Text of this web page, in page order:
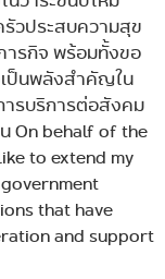
วประสบความสุข
ารกิจ พร้อมทั้งขอ
ป็นพลังสำคัญใน
ารบริการต่อสังคม
On behalf of the
to extend my
that have
and support